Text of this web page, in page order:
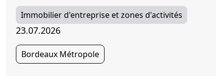
Immobilier d'entreprise et zones d'activités
23.07.2026
Bordeaux Métropole